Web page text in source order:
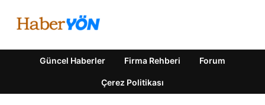
Güncel Haberler Firma Rehberi Forum
Çerez Politikası